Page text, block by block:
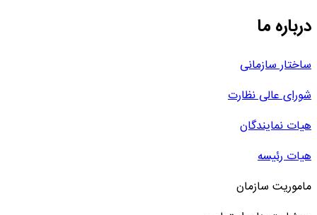
درباره ما
ساختار سازمانی
شورای عالی نظارت
هیات نمایندگان
هیات رئیسه
ماموریت سازمان